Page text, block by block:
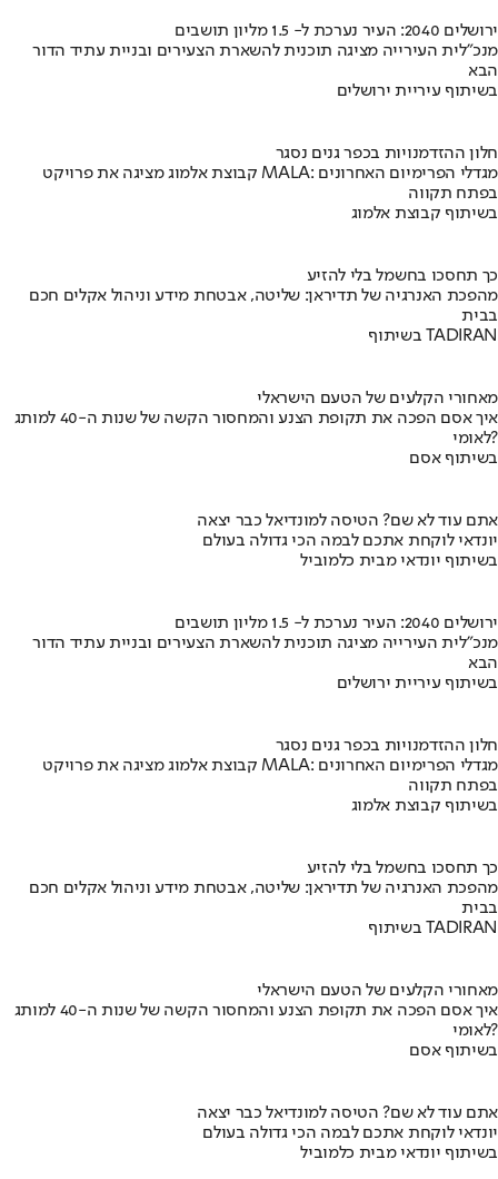
ירושלים 2040: העיר נערכת ל- 1.5 מליון תושבים
מנכ"לית העירייה מציגה תוכנית להשארת הצעירים ובניית עתיד הדור
הבא
בשיתוף עיריית ירושלים
חלון ההזדמנויות בכפר גנים נסגר
קבוצת אלמוג מציגה את פרויקט MALA: מגדלי הפרימיום האחרונים
בפתח תקווה
בשיתוף קבוצת אלמוג
כך תחסכו בחשמל בלי להזיע
מהפכת האנרגיה של תדיראן: שליטה, אבטחת מידע וניהול אקלים חכם
בבית
בשיתוף TADIRAN
מאחורי הקלעים של הטעם הישראלי
איך אסם הפכה את תקופת הצנע והמחסור הקשה של שנות ה-40 למותג
לאומי?
בשיתוף אסם
אתם עוד לא שם? הטיסה למונדיאל כבר יצאה
יונדאי לוקחת אתכם לבמה הכי גדולה בעולם
בשיתוף יונדאי מבית כלמוביל
ירושלים 2040: העיר נערכת ל- 1.5 מליון תושבים
מנכ"לית העירייה מציגה תוכנית להשארת הצעירים ובניית עתיד הדור
הבא
בשיתוף עיריית ירושלים
חלון ההזדמנויות בכפר גנים נסגר
קבוצת אלמוג מציגה את פרויקט MALA: מגדלי הפרימיום האחרונים
בפתח תקווה
בשיתוף קבוצת אלמוג
כך תחסכו בחשמל בלי להזיע
מהפכת האנרגיה של תדיראן: שליטה, אבטחת מידע וניהול אקלים חכם
בבית
בשיתוף TADIRAN
מאחורי הקלעים של הטעם הישראלי
איך אסם הפכה את תקופת הצנע והמחסור הקשה של שנות ה-40 למותג
לאומי?
בשיתוף אסם
אתם עוד לא שם? הטיסה למונדיאל כבר יצאה
יונדאי לוקחת אתכם לבמה הכי גדולה בעולם
בשיתוף יונדאי מבית כלמוביל